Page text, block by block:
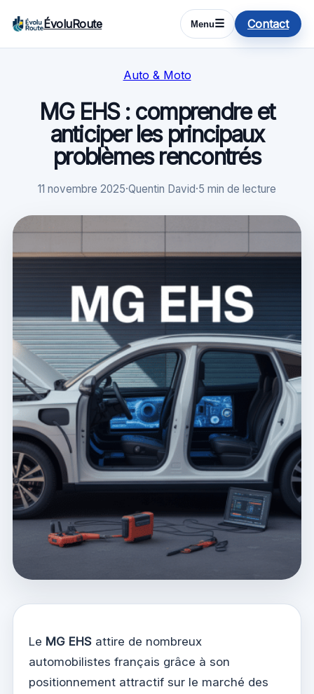
ÉvoluRoute Menu☰ Contact
Auto & Moto
MG EHS : comprendre et
anticiper les principaux
problèmes rencontrés
11 novembre 2025·Quentin David·5 min de lecture
Le MG EHS attire de nombreux
automobilistes français grâce à son
positionnement attractif sur le marché des